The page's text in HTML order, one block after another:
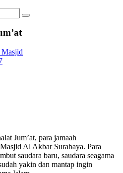
Jum’at, para jamaah
Al Akbar Surabaya. Para
saudara baru, saudara seagama
yakin dan mantap ingin